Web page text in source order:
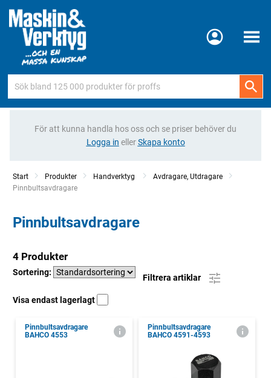
Meny
För att kunna handla hos oss och se priser behöver du
Logga in ellerSkapa konto
Start Produkter Handverktyg
Avdragare, Utdragare
Current:
Pinnbultsavdragare
Pinnbultsavdragare
4 Produkter
Sortering:
Filtrera artiklar
Visa endast lagerlagt
Pinnbultsavdragare
BAHCO 4553
Pinnbultsavdragare
BAHCO 4591-4593